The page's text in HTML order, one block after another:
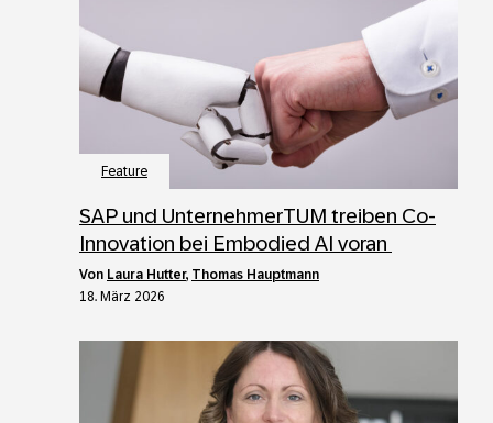
Feature
SAP und UnternehmerTUM treiben Co-
Innovation bei Embodied AI voran
von Laura Hutter, Thomas Hauptmann
18. März 2026